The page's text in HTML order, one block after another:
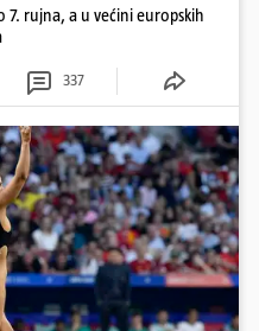
7. rujna, a u većini europskih
337